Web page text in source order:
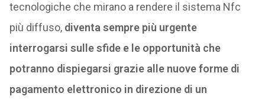
tecnologiche che mirano a rendere il sistema Nfc
più diffuso, diventa sempre più urgente
interrogarsi sulle sfide e le opportunità che
potranno dispiegarsi grazie alle nuove forme di
pagamento elettronico in direzione di un